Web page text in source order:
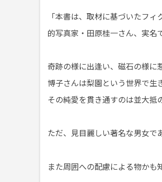
「本書は、取材に基づいたフ
的写真家・田原桂一さん、実名
奇跡の様に出逢い、磁石の様に
博子さんは梨園という世界で生
その純愛を貫き通すのは並大抵
ただ、見目麗しい著名な男女で
また周囲への配慮による物かも